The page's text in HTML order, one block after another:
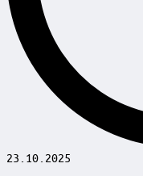
23.10.2025